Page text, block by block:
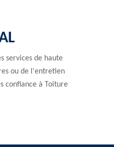
services de haute
ou de l'entretien
confiance à Toiture